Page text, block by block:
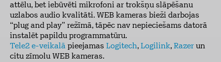
attēlu, bet iebūvēti mikrofoni ar trokšņu slāpēšanu
uzlabos audio kvalitāti. WEB kameras bieži darbojas
“plug and play” režīmā, tāpēc nav nepieciešams datorā
instalēt papildu programmatūru.
Tele2 e-veikalā pieejamas Logitech, Logilink, Razer un
citu zīmolu WEB kameras.